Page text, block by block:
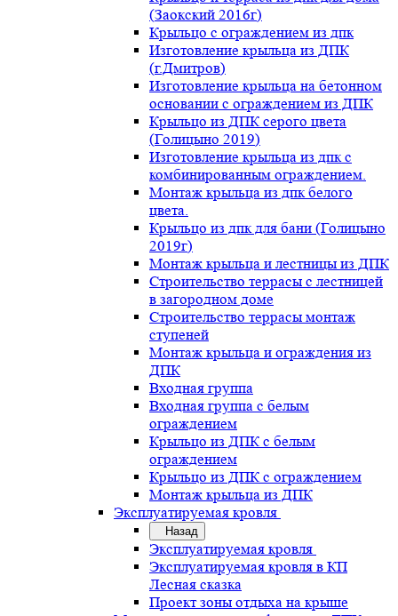
(Заокский 2016г)
Крыльцо с ограждением из дпк
Изготовление крыльца из ДПК
(г.Дмитров)
Изготовление крыльца на бетонном
основании с ограждением из ДПК
Крыльцо из ДПК серого цвета
(Голицыно 2019)
Изготовление крыльца из дпк с
комбинированным ограждением.
Монтаж крыльца из дпк белого
цвета.
Крыльцо из дпк для бани (Голицыно
2019г)
Монтаж крыльца и лестницы из ДПК
Строительство террасы с лестницей
в загородном доме
Строительство террасы монтаж
ступеней
Монтаж крыльца и ограждения из
ДПК
Входная группа
Входная группа с белым
ограждением
Крыльцо из ДПК с белым
ограждением
Крыльцо из ДПК с ограждением
Монтаж крыльца из ДПК
Эксплуатируемая кровля
Назад
Эксплуатируемая кровля
Эксплуатируемая кровля в КП
Лесная сказка
Проект зоны отдыха на крыше